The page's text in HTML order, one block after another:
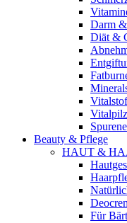
Darm
Diät &
Beauty & Pflege
HAUT &
Für